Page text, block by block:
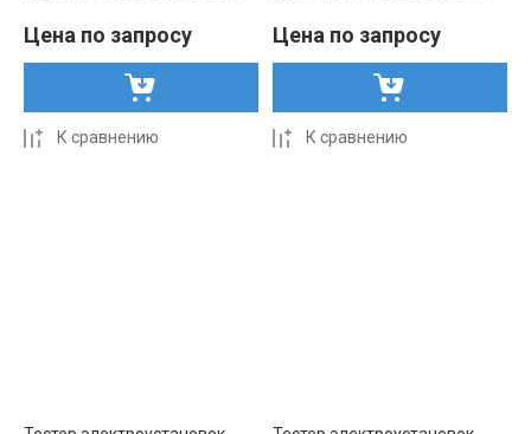
Цена по запросу
К сравнению
Цена по запросу
К сравнению